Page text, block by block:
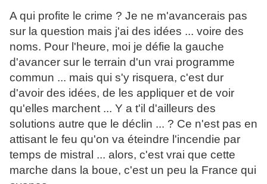
A qui profite le crime ? Je ne m'avancerais pas
sur la question mais j'ai des idées ... voire des
noms. Pour l'heure, moi je défie la gauche
d'avancer sur le terrain d'un vrai programme
commun ... mais qui s'y risquera, c'est dur
d'avoir des idées, de les appliquer et de voir
qu'elles marchent ... Y a t'il d'ailleurs des
solutions autre que le déclin ... ? Ce n'est pas en
attisant le feu qu'on va éteindre l'incendie par
temps de mistral ... alors, c'est vrai que cette
marche dans la boue, c'est un peu la France qui